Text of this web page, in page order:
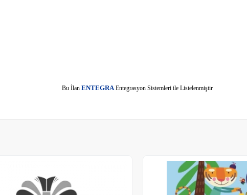
Bu İlanENTEGRAEntegrasyon Sistemleri ile Listelenmiştir